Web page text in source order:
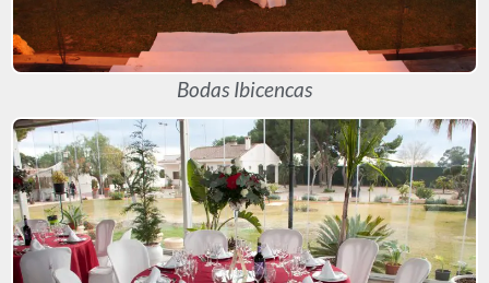
Bodas Ibicencas